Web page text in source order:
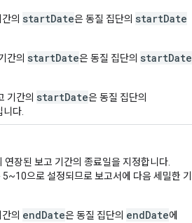
의 startDate은 동질 집단의 startDate
간의 startDate은 동질 집단의 startDate
기간의 startDate은 동질 집단의
다.
연장된 보고 기간의 종료일을 지정합니다.
으로 설정되므로 보고서에 다음 세밀한 기
의 endDate은 동질 집단의 endDate에